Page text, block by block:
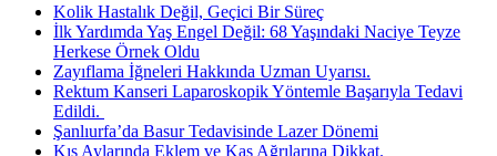
Kolik Hastalık Değil, Geçici Bir Süreç
İlk Yardımda Yaş Engel Değil: 68 Yaşındaki Naciye Teyze
Herkese Örnek Oldu
Zayıflama İğneleri Hakkında Uzman Uyarısı.
Rektum Kanseri Laparoskopik Yöntemle Başarıyla Tedavi
Edildi. ​
Şanlıurfa’da Basur Tedavisinde Lazer Dönemi
Kış Aylarında Eklem ve Kas Ağrılarına Dikkat.